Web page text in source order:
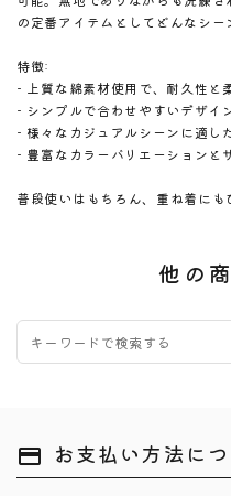
の定番アイテムとしてどんなシー
特徴:
- 上質な綿素材使用で、耐久性と
- シンプルで合わせやすいデザイ
- 様々なカジュアルシーンに適し
- 豊富なカラーバリエーションと
普段使いはもちろん、重ね着にも
他の
payment お支払い方法に